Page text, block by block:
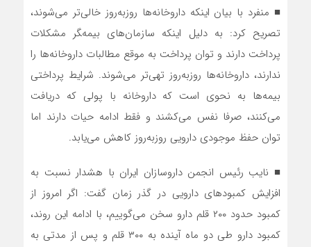
■ منفرد با بیان اینکه داروخانه‌ها روزبه‌روز خالی‌تر می‌شوند،
تصریح کرد: به دلیل اینکه سازمان‌های بیمه‌‍گر مشکلات
پرداخت دارند و توان پرداخت به موقع مطالبات داروخانه‌ها را
ندارند، داروخانه‌ها روزبه‌روز تهی‌تر می‌شوند. شرایط پرداختی
بیمه‌ها به نحوی است که داروخانه با پولی که دریافت
می‌کنند، صرفا نفس می‌کشند و فقط ادامه حیات دارند اما
توان حفظ موجودی دارویی روزبه‌روز کاهش می‌یابد.
■ نایب‌ رئیس انجمن داروسازان ایران با هشدار نسبت به
افزایش کمبودهای دارویی در گذر زمان گفت: اگر امروز از
کمبود حدود ۲۰۰ قلم دارو سخن می‌گوییم، با ادامه این روند،
کمبود دارو طی دو ماه آینده به ۳۰۰ قلم و پس از مدتی به